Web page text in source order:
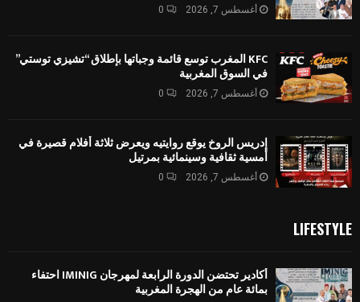
أغسطس 7, 2026 0
KFC المغرب توسع قائمة وجباتها بإطلاق “تشيزي توستي”
في السوق المغربية
أغسطس 7, 2026 0
إدريس الروخ يوقع روايتيه ويعرض ثلاثة أفلام قصيرة في
أمسية ثقافية وسينمائية بمرتيل
أغسطس 7, 2026 0
LIFESTYLE
أكادير تحتضن الدورة الرابعة لمهرجان IMINIG احتفاء
بمائة عام من الهجرة المغربية